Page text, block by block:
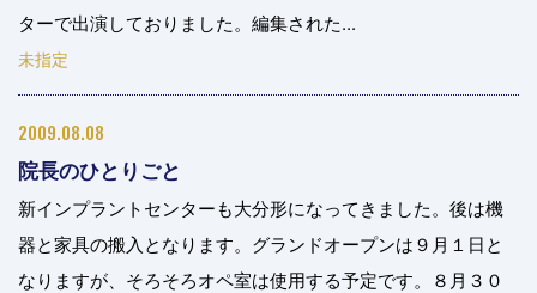
ターで出演しておりました。編集された...
未指定
2009.08.08
院長のひとりごと
新インプラントセンターも大分形になってきました。後は機
器と家具の搬入となります。グランドオープンは９月１日と
なりますが、そろそろオペ室は使用する予定です。８月３０